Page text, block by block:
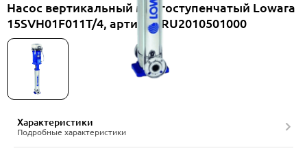
Насос вертикальный многоступенчатый Lowara
15SVH01F011T/4, артикул RU2010501000
Характеристики
Подробные характеристики